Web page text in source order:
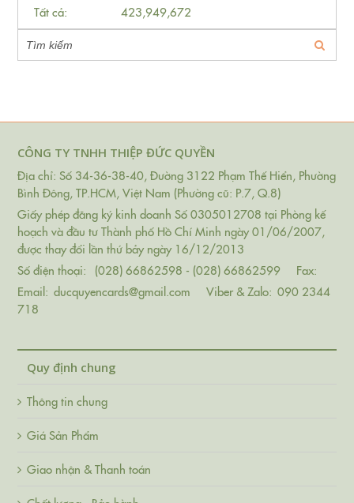
Tất cả:
423,949,672
CÔNG TY TNHH THIỆP ĐỨC QUYỀN
Địa chỉ: Số 34-36-38-40, Đường 3122 Phạm Thế Hiển, Phường
Bình Đông, TP.HCM, Việt Nam (Phường cũ: P.7, Q.8)
Giấy phép đăng ký kinh doanh Số 0305012708 tại Phòng kế
hoạch và đầu tư Thành phố Hồ Chí Minh ngày 01/06/2007,
được thay đổi lần thứ bảy ngày 16/12/2013
Số điện thoại:
(028) 66862598 - (028) 66862599
Fax:
Email: ducquyencards@gmail.com Viber & Zalo: 090 2344
718
Quy định chung
Thông tin chung
Giá Sản Phẩm
Giao nhận & Thanh toán